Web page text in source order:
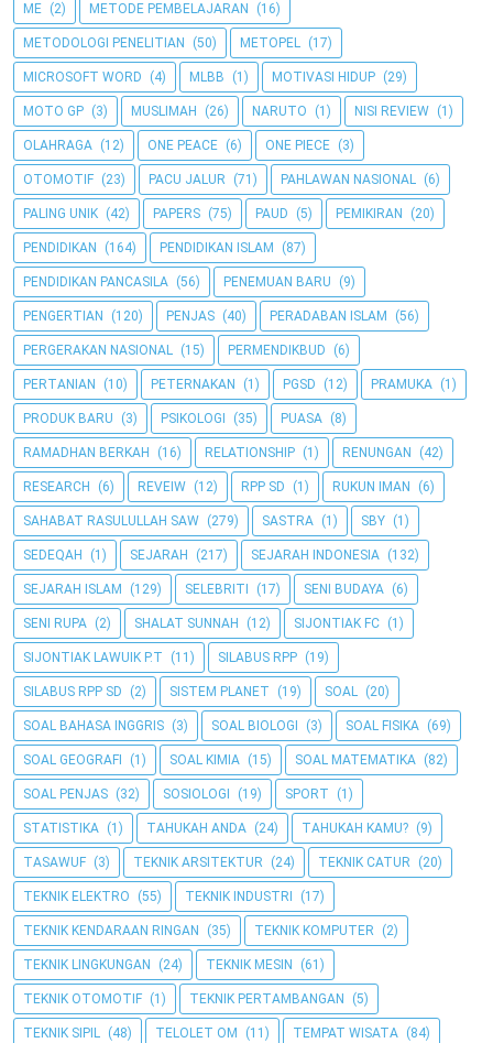
ME (2) METODE PEMBELAJARAN (16)
METODOLOGI PENELITIAN (50) METOPEL (17)
MICROSOFT WORD (4) MLBB (1) MOTIVASI HIDUP (29)
MOTO GP (3) MUSLIMAH (26) NARUTO (1) NISI REVIEW (1)
OLAHRAGA (12) ONE PEACE (6) ONE PIECE (3)
OTOMOTIF (23) PACU JALUR (71) PAHLAWAN NASIONAL (6)
PALING UNIK (42) PAPERS (75) PAUD (5) PEMIKIRAN (20)
PENDIDIKAN (164) PENDIDIKAN ISLAM (87)
PENDIDIKAN PANCASILA (56) PENEMUAN BARU (9)
PENGERTIAN (120) PENJAS (40) PERADABAN ISLAM (56)
PERGERAKAN NASIONAL (15) PERMENDIKBUD (6)
PERTANIAN (10) PETERNAKAN (1) PGSD (12) PRAMUKA (1)
PRODUK BARU (3) PSIKOLOGI (35) PUASA (8)
RAMADHAN BERKAH (16) RELATIONSHIP (1) RENUNGAN (42)
RESEARCH (6) REVEIW (12) RPP SD (1) RUKUN IMAN (6)
SAHABAT RASULULLAH SAW (279) SASTRA (1) SBY (1)
SEDEQAH (1) SEJARAH (217) SEJARAH INDONESIA (132)
SEJARAH ISLAM (129) SELEBRITI (17) SENI BUDAYA (6)
SENI RUPA (2) SHALAT SUNNAH (12) SIJONTIAK FC (1)
SIJONTIAK LAWUIK P.T (11) SILABUS RPP (19)
SILABUS RPP SD (2) SISTEM PLANET (19) SOAL (20)
SOAL BAHASA INGGRIS (3) SOAL BIOLOGI (3) SOAL FISIKA (69)
SOAL GEOGRAFI (1) SOAL KIMIA (15) SOAL MATEMATIKA (82)
SOAL PENJAS (32) SOSIOLOGI (19) SPORT (1)
STATISTIKA (1) TAHUKAH ANDA (24) TAHUKAH KAMU? (9)
TASAWUF (3) TEKNIK ARSITEKTUR (24) TEKNIK CATUR (20)
TEKNIK ELEKTRO (55) TEKNIK INDUSTRI (17)
TEKNIK KENDARAAN RINGAN (35) TEKNIK KOMPUTER (2)
TEKNIK LINGKUNGAN (24) TEKNIK MESIN (61)
TEKNIK OTOMOTIF (1) TEKNIK PERTAMBANGAN (5)
TEKNIK SIPIL (48) TELOLET OM (11) TEMPAT WISATA (84)